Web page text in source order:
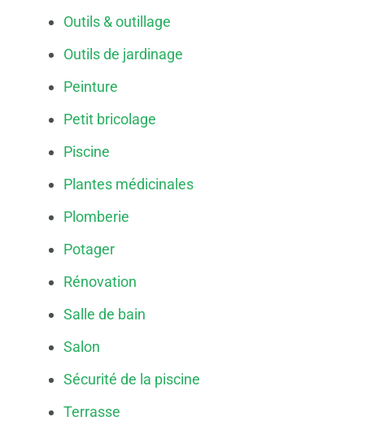
Outils & outillage
Outils de jardinage
Peinture
Petit bricolage
Piscine
Plantes médicinales
Plomberie
Potager
Rénovation
Salle de bain
Salon
Sécurité de la piscine
Terrasse